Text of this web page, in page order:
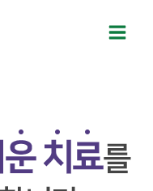
Main